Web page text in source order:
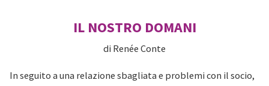
IL NOSTRO DOMANI
di Renée Conte
In seguito a una relazione sbagliata e problemi con il socio,